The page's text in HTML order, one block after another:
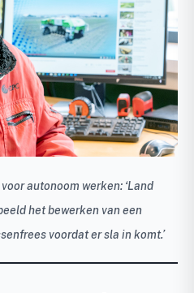
autonoom werken: ‘Land
het bewerken van een
voordat er sla in komt.’